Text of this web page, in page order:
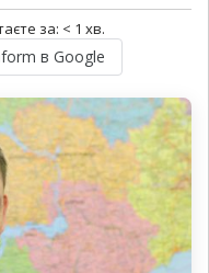
за: < 1 хв.
в Google